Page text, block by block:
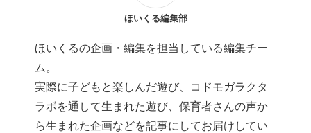
ほいくる編集部
ほいくるの企画・編集を担当している編集チー
ム。
実際に子どもと楽しんだ遊び、コドモガラクタ
ラボを通して生まれた遊び、 保育者さんの声か
ら生まれた企画などを記事にしてお届けしてい